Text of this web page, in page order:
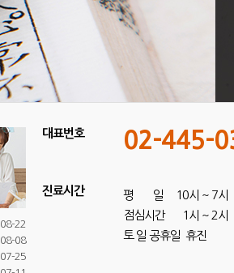
08-22
08-08
07-25
대표번호 02-445-
진료시간
평 일 10시 ~ 7시
점심시간 1시 ~ 2시
토 일 공휴일 휴진